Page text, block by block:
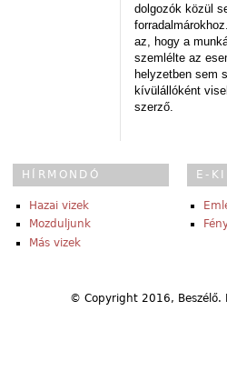
dolgozók közül
az, hogy a
szemlélte az
helyzetben sem
kívülállóként
szerző.
HÍRMONDÓ
Hazai vizek
Mozduljunk
Más vizek
E-
© Copyright 2016,